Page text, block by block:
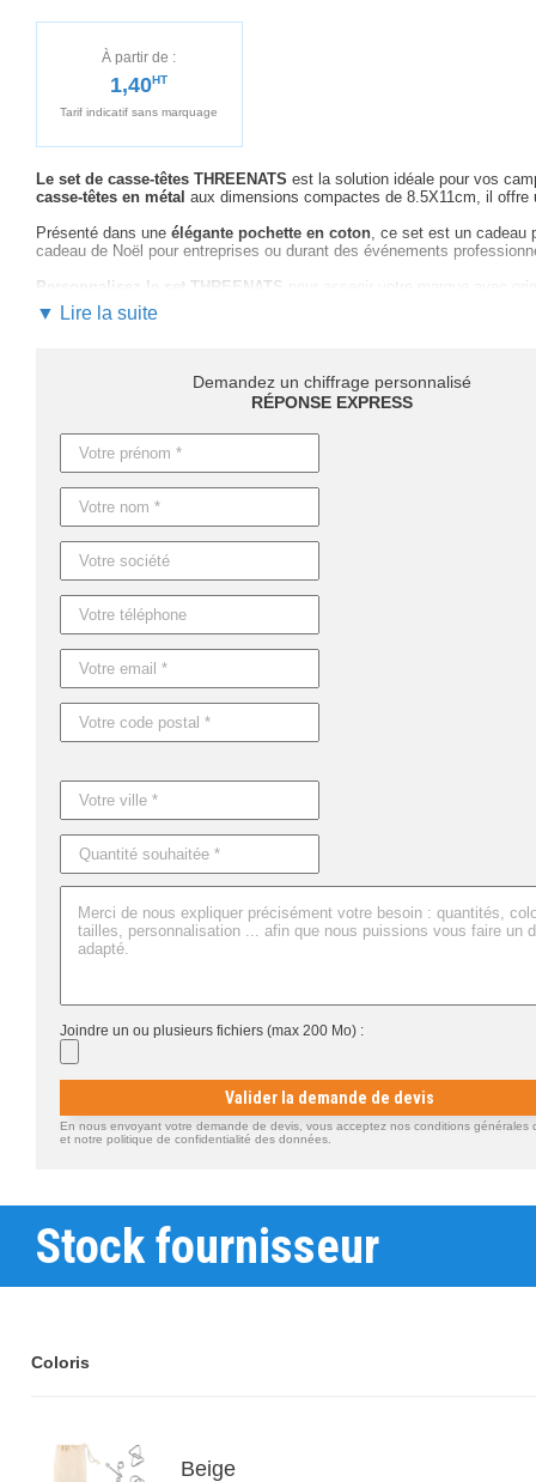
À partir de :
1,40HT
Tarif indicatif sans marquage
Le set de casse-têtes THREENATS est la solution idéale pour vos
casse-têtes en métal aux dimensions compactes de 8.5X11cm, il
Présenté dans une élégante pochette en coton, ce set est un cadeau
cadeau de Noël pour entreprises ou durant des événements
Personnalisez le set THREENATS
pour asseoir votre marque avec
pour vous accompagner dans le choix de la méthode de
personnalisé et réactif
découvrez comment le set THREENATS peut devenirun pilier de
En ce qui concerne les délais, nous offrons une flexibilité selon vos
versions personnalisées, prévoyezentre 8 et 12 jours
Caractéristiques du produit :
Référence : MO9191
Nom : THREENATS
Dimensions : 8.5X11CM
▼ Lire la suite
Demandez un chiffrage personnalisé
RÉPONSE EXPRESS
Joindre un ou plusieurs fichiers (max 200 Mo) :
Valider la demande de devis
En nous envoyant votre demande de devis, vous acceptez nos conditions générales
et notre politique de confidentialité des données.
Stock fournisseur
Coloris
Beige